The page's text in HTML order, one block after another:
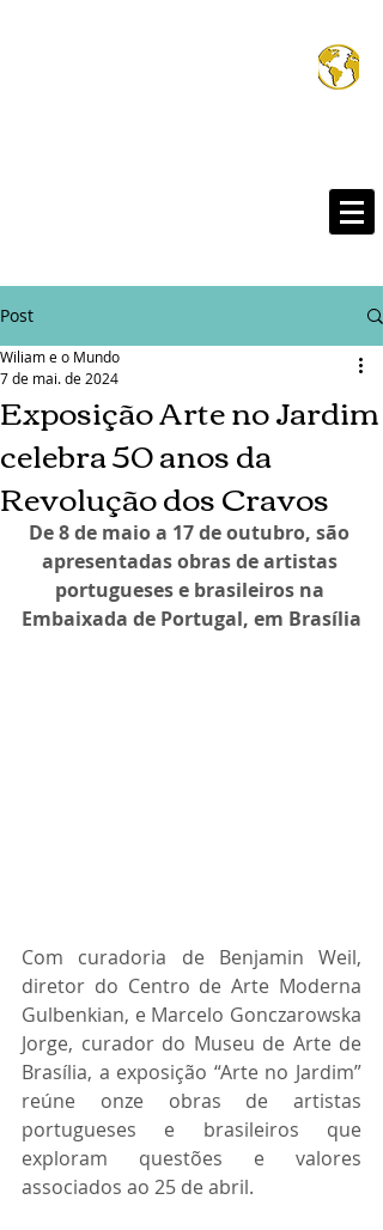
Wiliam e o Mund
Post
Exposição Arte no Jardim
celebra 50 anos da
Revolução dos Cravos
Wiliam e o Mundo
7 de mai. de 2024
De 8 de maio a 17 de outubro, são
apresentadas obras de artistas
portugueses e brasileiros na
Embaixada de Portugal, em Brasília
Com curadoria de Benjamin Weil,
diretor do Centro de Arte Moderna
Gulbenkian, e Marcelo Gonczarowska
Jorge, curador do Museu de Arte de
Brasília, a exposição “Arte no Jardim”
reúne onze obras de artistas
portugueses e brasileiros que
exploram questões e valores
associados ao 25 de abril.